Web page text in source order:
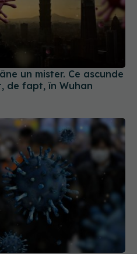
un mister. Ce ascunde
de fapt, în Wuhan
cazurilor COVID-19 în